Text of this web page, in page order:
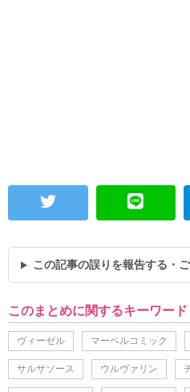
この記事の誤りを報告する・
このまとめに関するキーワード
ヴィーゼル マーベルコミック
サルサソース ウルヴァリン